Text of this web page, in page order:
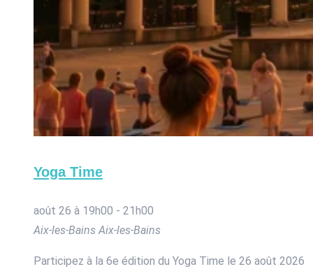
Yoga Time
août 26 à 19h00 - 21h00
Aix-les-BainsAix-les-Bains
Participez à la 6e édition du Yoga Time le 26 août 2026